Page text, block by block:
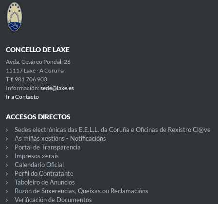
CONCELLO DE LAXE
Avda. Cesáreo Pondal, 26
15117 Laxe - A Coruña
Tlf. 981 706 903
Información: sede@laxe.es
Ir a Contacto
ACCESOS DIRECTOS
Sedes electrónicas das E.E.L.L. da Coruña e Oficinas de Rexistro Cl@ve
As miñas xestións - Notificacións
Portal de Transparencia
Impresos xerais
Calendario Oficial
Perfil do Contratante
Taboleiro de Anuncios
Buzón de Suxerencias, Queixas ou Reclamacións
Verificación de Documentos